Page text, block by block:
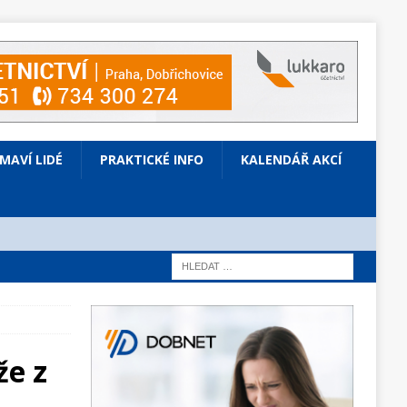
LIDÉ PRAKTICKÉ INFO KALENDÁŘ AKCÍ
z